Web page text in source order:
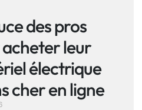
des pros
leur
électrique
cher en ligne